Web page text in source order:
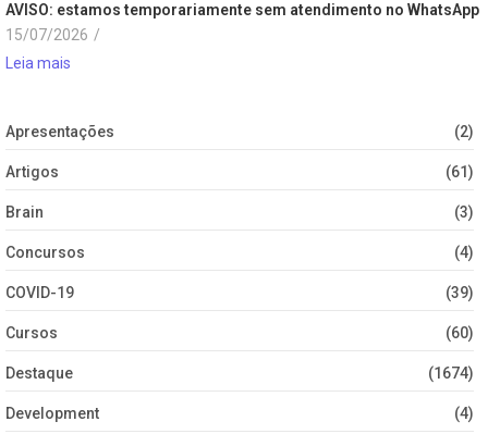
AVISO: estamos temporariamente sem atendimento no WhatsApp
15/07/2026 /
Leia mais
Apresentações (2)
Artigos (61)
Brain (3)
Concursos (4)
COVID-19 (39)
Cursos (60)
Destaque (1674)
Development (4)